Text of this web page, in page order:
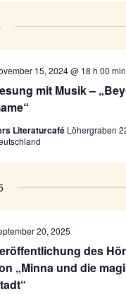
mit Musik –
15, 2024 @ 18 h 00 min
Literaturcafé Löhergraben
des
„Minna und die
20, 2025